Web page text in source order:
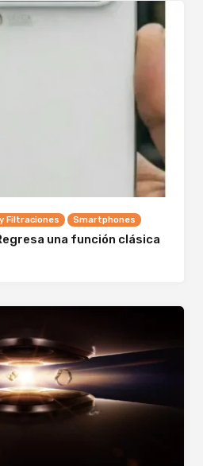
Filtraciones Smartphones
una función clásica